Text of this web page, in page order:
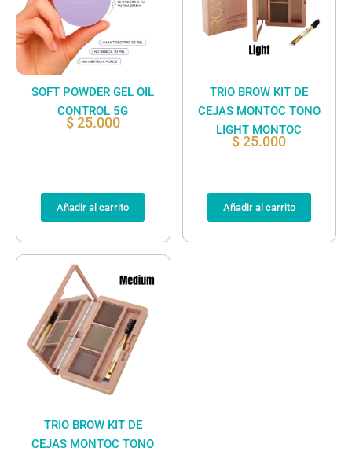
SOFT POWDER GEL OIL
CONTROL 5G
$25.000
Añadir al carrito
TRIO BROW KIT DE
CEJAS MONTOC TONO
LIGHT MONTOC
$25.000
Añadir al carrito
TRIO BROW KIT DE
CEJAS MONTOC TONO